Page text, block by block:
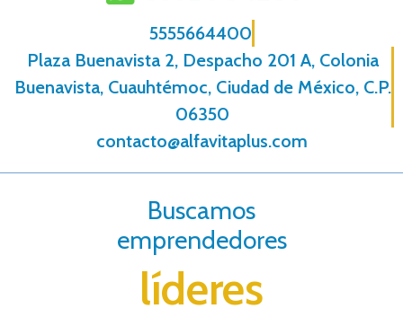
5555664400
Plaza Buenavista 2, Despacho 201 A, Colonia
Buenavista, Cuauhtémoc, Ciudad de México, C.P.
06350
contacto@alfavitaplus.com
Buscamos
emprendedores
líderes